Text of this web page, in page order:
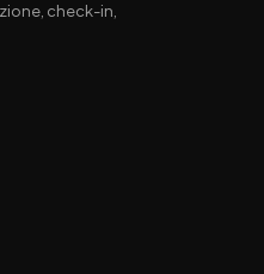
check-in,